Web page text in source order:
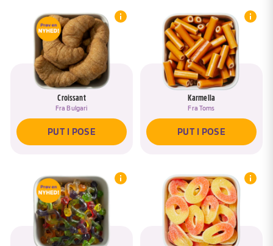
Croissant
Fra Bulgari
PUT I POSE
Karmella
Fra Toms
PUT I POSE